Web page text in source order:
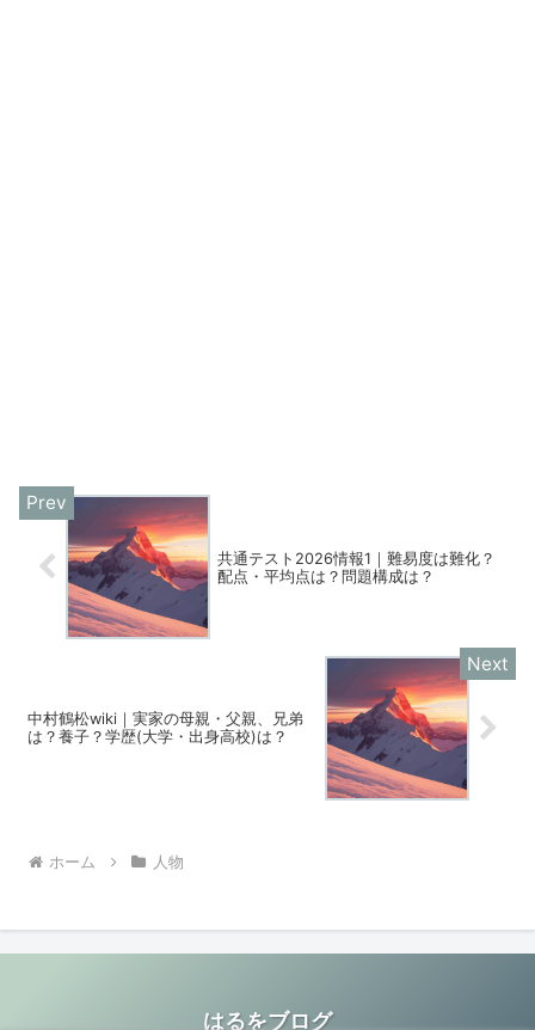
共通テスト2026情報1｜難易度は難化？
配点・平均点は？問題構成は？
中村鶴松wiki｜実家の母親・父親、兄弟
は？養子？学歴(大学・出身高校)は？
ホーム 人物
はるをブログ